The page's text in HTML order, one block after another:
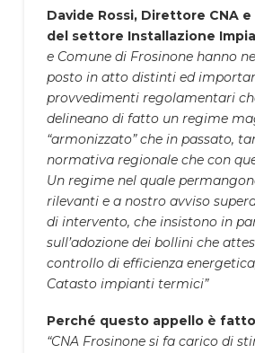
Davide Rossi, Direttore CNA
del settore Installazione
e Comune di Frosinone hanno
posto in atto distinti ed
provvedimenti regolamentari
delineano di fatto un regime
“armonizzato” che in passato,
normativa regionale che con
Un regime nel quale
rilevanti e a nostro avviso
di intervento, che insistono in
sull’adozione dei bollini che
controllo di efficienza
Catasto impianti termici”
Perché questo appello è fatto
“CNA Frosinone si fa carico di